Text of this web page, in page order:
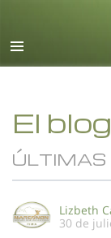
El
ÚLTIMAS
Lizbeth
30 de